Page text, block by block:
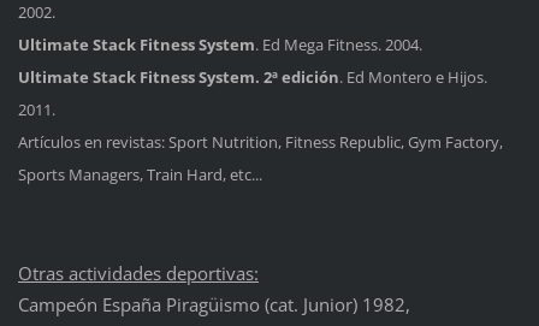
2002.
Ultimate Stack Fitness System. Ed Mega Fitness. 2004.
Ultimate Stack Fitness System. 2ª edición. Ed Montero e Hijos.
2011.
Artículos en revistas: Sport Nutrition, Fitness Republic, Gym Factory,
Sports Managers, Train Hard, etc...
Otras actividades deportivas:
Campeón España Piragüismo (cat. Junior) 1982,